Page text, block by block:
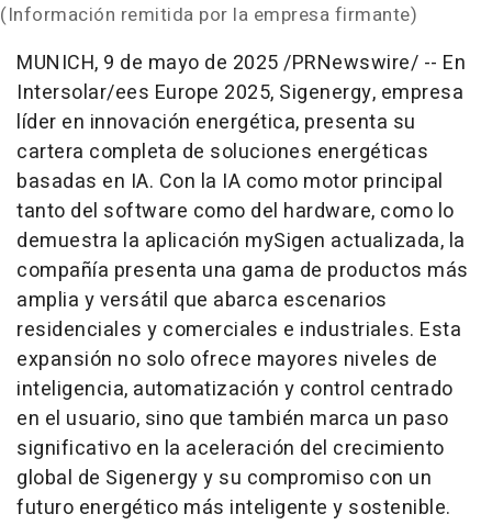
(Información remitida por la empresa firmante)
MUNICH, 9 de mayo de 2025/PRNewswire/ -- En
Intersolar/ees Europe 2025, Sigenergy, empresa
líder en innovación energética, presenta su
cartera completa de soluciones energéticas
basadas en IA. Con la IA como motor principal
tanto del software como del hardware, como lo
demuestra la aplicación mySigen actualizada, la
compañía presenta una gama de productos más
amplia y versátil que abarca escenarios
residenciales y comerciales e industriales. Esta
expansión no solo ofrece mayores niveles de
inteligencia, automatización y control centrado
en el usuario, sino que también marca un paso
significativo en la aceleración del crecimiento
global de Sigenergy y su compromiso con un
futuro energético más inteligente y sostenible.